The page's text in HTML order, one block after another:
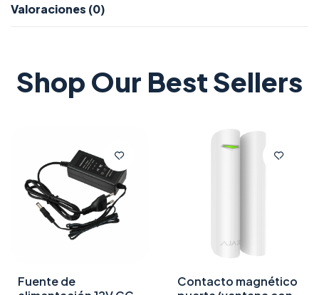
Valoraciones (0)
Shop Our Best Sellers
Fuente de
Contacto magnético